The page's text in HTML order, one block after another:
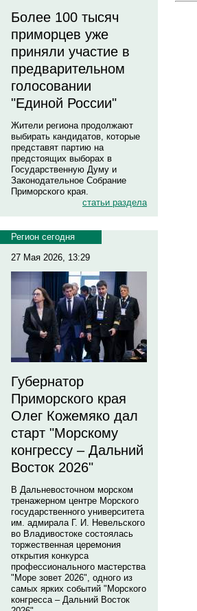
Более 100 тысяч
приморцев уже
приняли участие в
предварительном
голосовании
"Единой России"
Жители региона продолжают
выбирать кандидатов, которые
представят партию на
предстоящих выборах в
Государственную Думу и
Законодательное Собрание
Приморского края.
статьи раздела
Регион сегодня
27 Мая 2026, 13:29
Губернатор
Приморского края
Олег Кожемяко дал
старт "Морскому
конгрессу – Дальний
Восток 2026"
В Дальневосточном морском
тренажерном центре Морского
государственного университета
им. адмирала Г. И. Невельского
во Владивостоке состоялась
торжественная церемония
открытия конкурса
профессионального мастерства
"Море зовет 2026", одного из
самых ярких событий "Морского
конгресса – Дальний Восток